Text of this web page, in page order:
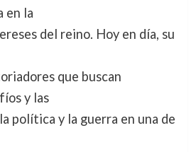
en la
del reino. Hoy en día, su
que buscan
y las
política y la guerra en una de